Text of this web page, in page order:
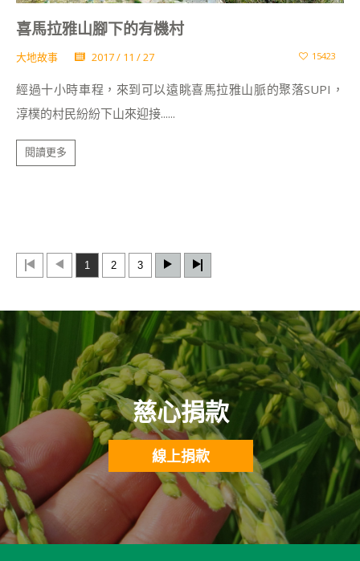
喜馬拉雅山腳下的有機村
大地故事 2017 / 11 / 27 15423
經過十小時車程，來到可以遠眺喜馬拉雅山脈的聚落SUPI，
淳樸的村民紛紛下山來迎接......
閱讀更多
1 2 3
慈心捐款
線上捐款